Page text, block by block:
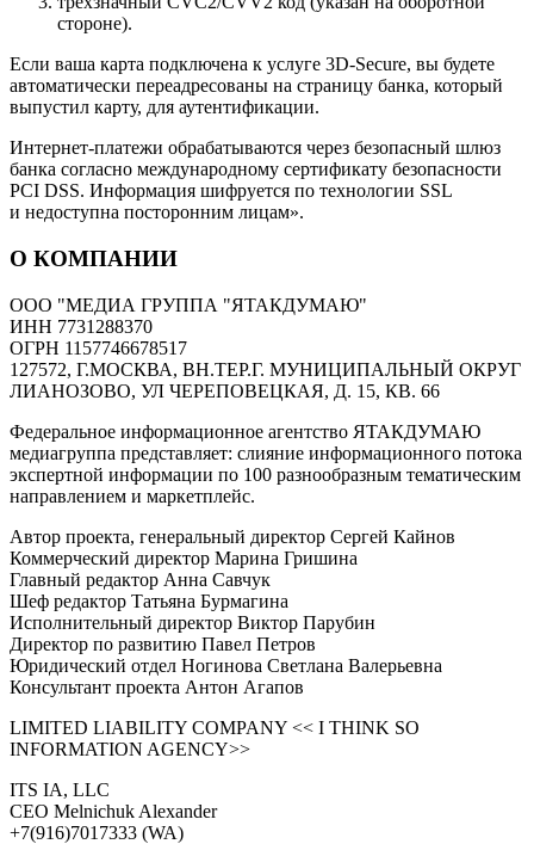
стороне).
Если ваша карта подключена к услуге 3D-Secure, вы будете
автоматически переадресованы на страницу банка, который
выпустил карту, для аутентификации.
Интернет-платежи обрабатываются через безопасный шлюз
банка согласно международному сертификату безопасности
PCI DSS. Информация шифруется по технологии SSL
и недоступна посторонним лицам».
О КОМПАНИИ
ООО "МЕДИА ГРУППА "ЯТАКДУМАЮ"
ИНН 7731288370
ОГРН 1157746678517
127572, Г.МОСКВА, ВН.ТЕР.Г. МУНИЦИПАЛЬНЫЙ ОКРУГ
ЛИАНОЗОВО, УЛ ЧЕРЕПОВЕЦКАЯ, Д. 15, КВ. 66
Федеральное информационное агентство ЯТАКДУМАЮ
медиагруппа представляет: слияние информационного потока
экспертной информации по 100 разнообразным тематическим
направлением и маркетплейс.
Автор проекта, генеральный директор Сергей Кайнов
Коммерческий директор Марина Гришина
Главный редактор Анна Савчук
Шеф редактор Татьяна Бурмагина
Исполнительный директор Виктор Парубин
Директор по развитию Павел Петров
Юридический отдел Ногинова Светлана Валерьевна
Консультант проекта Антон Агапов
LIMITED LIABILITY COMPANY << I THINK SO
INFORMATION AGENCY>>
ITS IA, LLC
CEO Melnichuk Alexander
+7(916)7017333 (WA)